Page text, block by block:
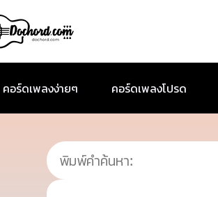
คอร์ดเพลงง่ายๆ คอร์ดเพลงโปรด